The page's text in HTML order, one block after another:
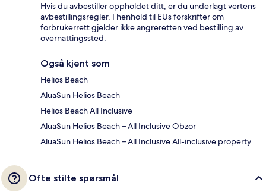
Hvis du avbestiller oppholdet ditt, er du underlagt vertens
avbestillingsregler. I henhold til EUs forskrifter om
forbrukerrett gjelder ikke angreretten ved bestilling av
overnattingssted.
Også kjent som
Helios Beach
AluaSun Helios Beach
Helios Beach All Inclusive
AluaSun Helios Beach – All Inclusive Obzor
AluaSun Helios Beach – All Inclusive All-inclusive property
Ofte stilte spørsmål